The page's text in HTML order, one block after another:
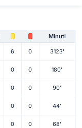
Minuti
6 0 3123'
0 0 180'
0 0 90'
0 0 44'
0 0 68'